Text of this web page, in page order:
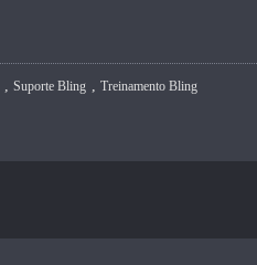
,Suporte Bling ,Treinamento Bling